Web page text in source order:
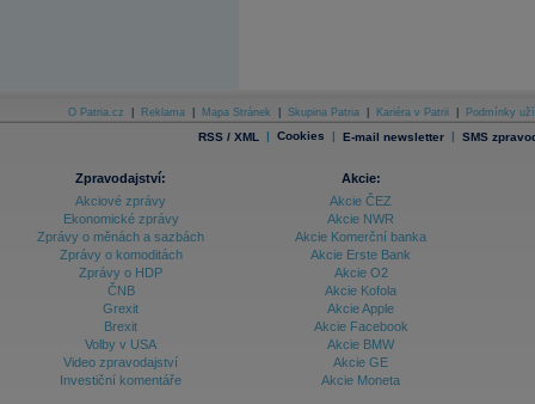
DATA EXPORT
Databanka - Akcie
Databanka - Ekonomický růst
Databanka - Indexy
Databanka - Měnové kurzy
Databanka - Trh práce
Databanka - Úrokové sazby
Databanka - Veřejné rozpočty
O Patria.cz Reklama Mapa Stránek Skupina Patria Kariéra v Patrii Podmínky
RSS / XML | Cookies | E-mail newsletter | SMS
Zpravodajství:
Akciové zprávy
Ekonomické zprávy
Zprávy o měnách a sazbách
Zprávy o komoditách
Zprávy o HDP
ČNB
Grexit
Brexit
Volby v USA
Video zpravodajství
Investiční komentáře
Akcie:
Akcie ČEZ
Akcie NWR
Akcie Komerční banka
Akcie Erste Bank
Akcie O2
Akcie Kofola
Akcie Apple
Akcie Facebook
Akcie BMW
Akcie GE
Akcie Moneta